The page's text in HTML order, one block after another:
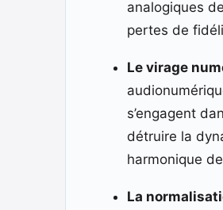
analogiques
pertes de
Le virage
s’engagent
détruire la
harmonique
La